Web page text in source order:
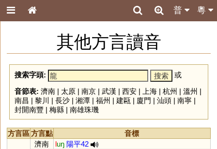
粵
普
其他方言讀音
搜索字頭:
或
音節表: 濟南| 太原| 南京| 武漢 | 西安| 上海| 杭州 | 溫州 |
南昌 | 黎川 | 長沙| 湘潭| 福州 | 建甌 | 廈門 | 汕頭| 南寧|
封開南豐 | 梅縣| 南雄珠璣
方言區方言點 音標
濟南 luŋ 陽平42